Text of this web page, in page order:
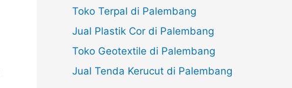
Toko Terpal di Palembang
Jual Plastik Cor di Palembang
Toko Geotextile di Palembang
Jual Tenda Kerucut di Palembang